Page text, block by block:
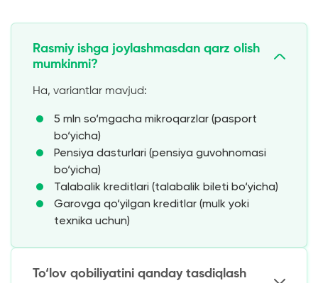
Rasmiy ishga joylashmasdan qarz olish
mumkinmi?
Ha, variantlar mavjud:
5 mln so‘mgacha mikroqarzlar (pasport
bo‘yicha)
Pensiya dasturlari (pensiya guvohnomasi
bo‘yicha)
Talabalik kreditlari (talabalik bileti bo‘yicha)
Garovga qo‘yilgan kreditlar (mulk yoki
texnika uchun)
To‘lov qobiliyatini qanday tasdiqlash